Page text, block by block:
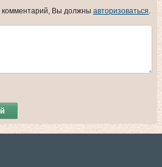
комментарий, Вы должны авторизоваться.